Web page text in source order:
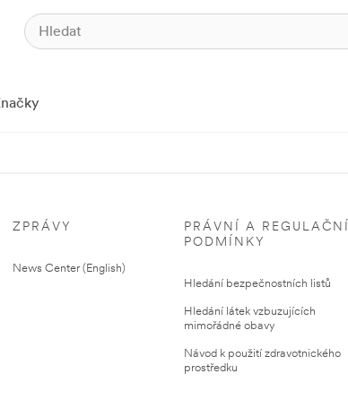
ZPRÁVY
News Center (English)
PRÁVNÍ A REGULAČNÍ
PODMÍNKY
Hledání bezpečnostních listů
Hledání látek vzbuzujících
mimořádné obavy
Návod k použití zdravotnického
prostředku